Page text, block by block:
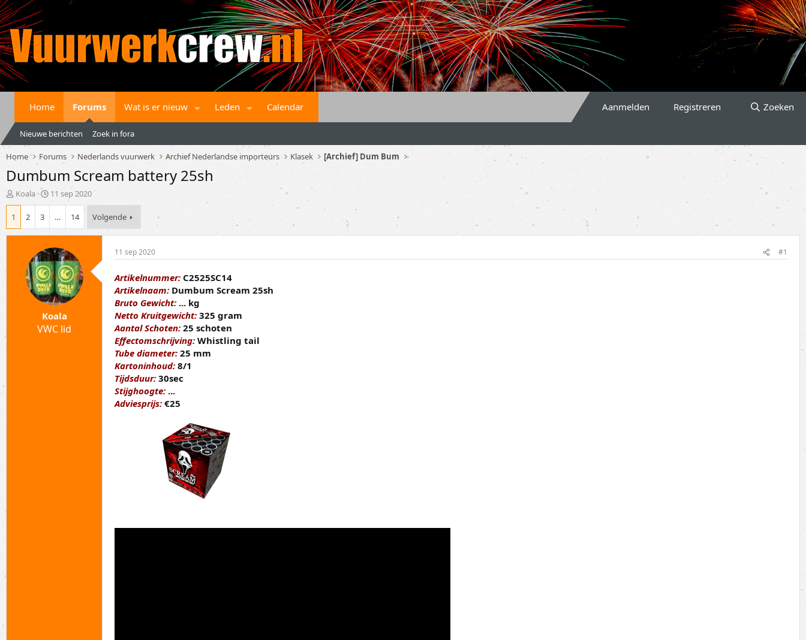
Home Forums Wat is er nieuw Leden Calendar Aanmelden Registreren Zoeken
Nieuwe berichten Zoek in fora
Home Forums Nederlands vuurwerk Archief Nederlandse importeurs Klasek [Archief] Dum Bum
Dumbum Scream battery 25sh
T
o
c
Koala
S
t
t
d
a
t
u
m
11 sep 2020
1 2 3 … 14 Volgende
Koala
VWC lid
11 sep 2020 #1
Artikelnummer: C2525SC14
Artikelnaam: Dumbum Scream 25sh
Bruto Gewicht: ... kg
Netto Kruitgewicht: 325 gram
Aantal Schoten: 25 schoten
Effectomschrijving: Whistling tail
Tube diameter: 25 mm
Kartoninhoud: 8/1
Tijdsduur: 30sec
Stijghoogte: ...
Adviesprijs: €25